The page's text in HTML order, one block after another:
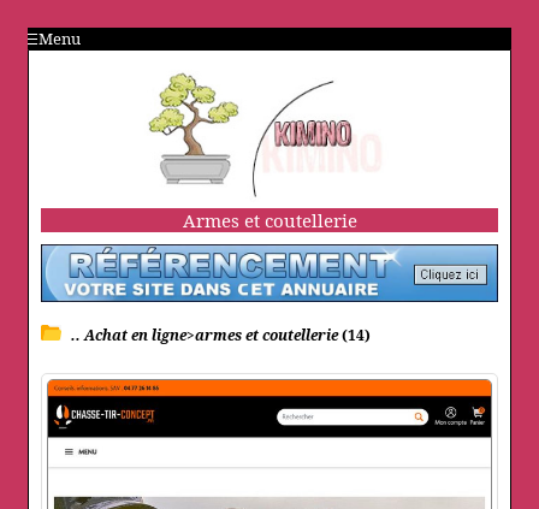
Menu
Armes et coutellerie
.. Achat en ligne>armes et coutellerie(14)